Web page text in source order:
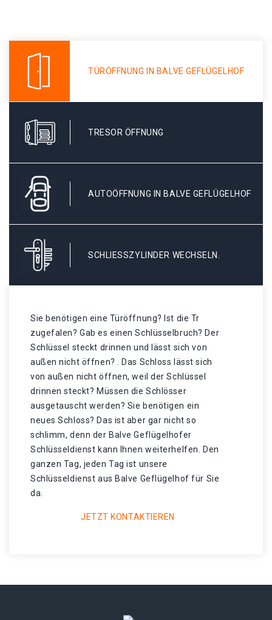
TÜRÖFFNUNG IN BALVE GEFLÜGELHOF
TRESOR ÖFFNUNG
AUTOÖFFNUNG IN BALVE GEFLÜGELHOF
SCHLIESSZYLINDER WECHSELN.
Sie benötigen eine Türöffnung? Ist die Tr
zugefalen? Gab es einen Schlüsselbruch? Der
Schlüssel steckt drinnen und lässt sich von
außen nicht öffnen? . Das Schloss lässt sich
von außen nicht öffnen, weil der Schlüssel
drinnen steckt? Müssen die Schlösser
ausgetauscht werden? Sie benötigen ein
neues Schloss? Das ist aber gar nicht so
schlimm, denn der Balve Geflügelhofer
Schlüsseldienst kann Ihnen weiterhelfen. Den
ganzen Tag, jeden Tag ist unsere
Schlüsseldienst aus Balve Geflügelhof für Sie
da.
JETZT KONTAKTIEREN